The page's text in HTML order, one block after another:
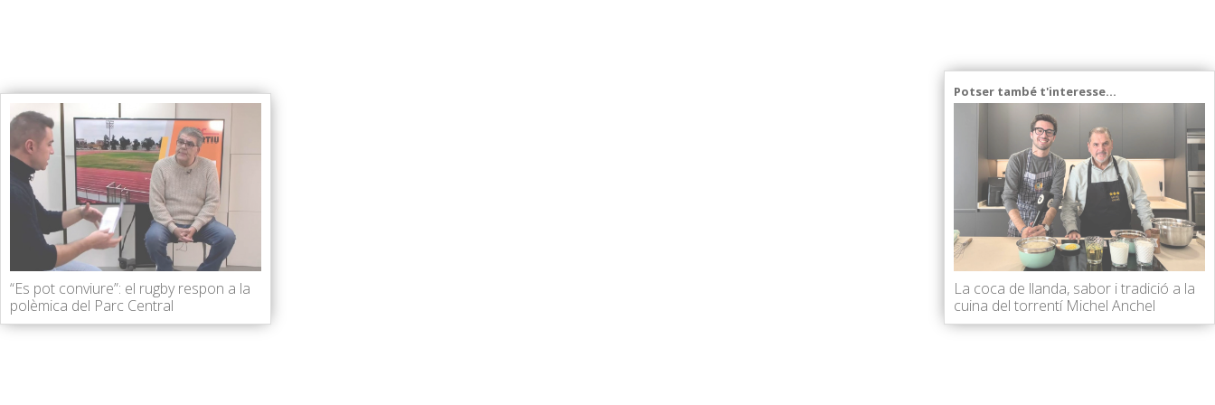
“Es pot conviure”: el rugby respon a la
polèmica del Parc Central
Potser també t'interesse...
La coca de llanda, sabor i tradició a la
cuina del torrentí Michel Anchel